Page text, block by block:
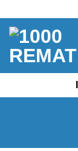
contenido